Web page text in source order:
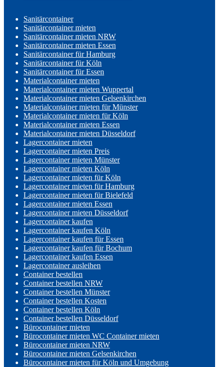
Sanitärcontainer
Sanitärcontainer mieten
Sanitärcontainer mieten NRW
Sanitärcontainer mieten Essen
Sanitärcontainer für Hamburg
Sanitärcontainer für Köln
Sanitärcontainer für Essen
Materialcontainer mieten
Materialcontainer mieten Wuppertal
Materialcontainer mieten Gelsenkirchen
Materialcontainer mieten für Münster
Materialcontainer mieten für Köln
Materialcontainer mieten Essen
Materialcontainer mieten Düsseldorf
Lagercontainer mieten
Lagercontainer mieten Preis
Lagercontainer mieten Münster
Lagercontainer mieten Köln
Lagercontainer mieten für Köln
Lagercontainer mieten für Hamburg
Lagercontainer mieten für Bielefeld
Lagercontainer mieten Essen
Lagercontainer mieten Düsseldorf
Lagercontainer kaufen
Lagercontainer kaufen Köln
Lagercontainer kaufen für Essen
Lagercontainer kaufen für Bochum
Lagercontainer kaufen Essen
Lagercontainer ausleihen
Container bestellen
Container bestellen NRW
Container bestellen Münster
Container bestellen Kosten
Container bestellen Köln
Container bestellen Düsseldorf
Bürocontainer mieten
Bürocontainer mieten WC Container mieten
Bürocontainer mieten NRW
Bürocontainer mieten Gelsenkirchen
Bürocontainer mieten für Köln und Umgebung